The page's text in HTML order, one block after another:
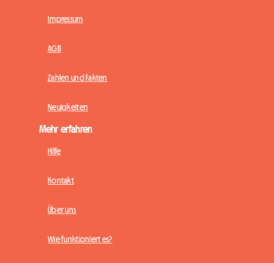
Impressum
AGB
Zahlen und Fakten
Neuigkeiten
Mehr erfahren
Hilfe
Kontakt
Über uns
Wie funktioniert es?